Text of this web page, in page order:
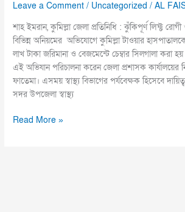
Leave a Comment / Uncategorized /AL
শাহ ইমরান, কুমিল্লা জেলা প্রতিনিধি : ঝুঁকিপূর্ণ লিফ্ট
বিভিন্ন অনিয়মের অভিযোগে কুমিল্লা টাওয়ার
লাখ টাকা জরিমানা ও বেজমেন্টে চেম্বার সিলগালা করা
এই অভিযান পরিচালনা করেন জেলা প্রশাসক কার্যালয়ের
ফাতেমা। এসময় স্বাস্থ্য বিভাগের পর্যবেক্ষক হিসেবে
সদর উপজেলা স্বাস্থ্য
Read More »